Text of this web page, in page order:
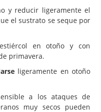
y reducir ligeramente el
el sustrato se seque por
en otoño y con
primavera.
ligeramente en otoño
a los ataques de
muy secos pueden